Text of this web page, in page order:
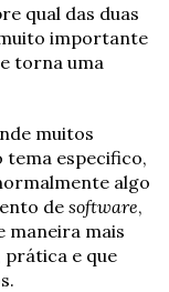
qual das duas
importante
torna uma
muitos
tema especifico,
algo
de software,
maneira mais
e que